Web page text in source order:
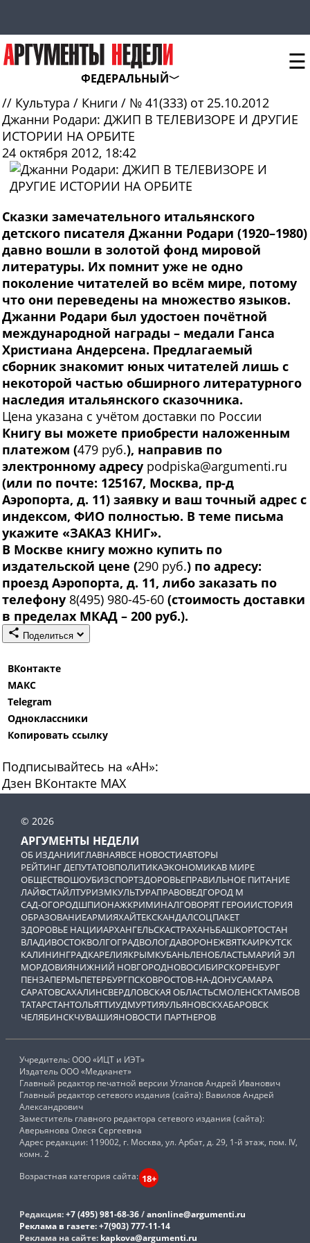
ФЕДЕРАЛЬНЫЙ
☰
// Культура / Книги / № 41(333) от 25.10.2012
Джанни Родари: ДЖИП В ТЕЛЕВИЗОРЕ И ДРУГИЕ
ИСТОРИИ НА ОРБИТЕ
24 октября 2012, 18:42
Сказки замечательного итальянского
детского писателя Джанни Родари (1920–1980)
давно вошли в золотой фонд мировой
литературы. Их помнит уже не одно
поколение читателей во всём мире, потому
что они переведены на множество языков.
Джанни Родари был удостоен почётной
международной награды – медали Ганса
Христиана Андерсена. Предлагаемый
сборник знакомит юных читателей лишь с
некоторой частью обширного литературного
наследия итальянского сказочника.
Цена указана с учётом доставки по России
Книгу вы можете приобрести наложенным
платежом (479 руб.), направив по
электронному адресу podpiska@argumenti.ru
(или по почте: 125167, Москва, пр-д
Аэропорта, д. 11) заявку и ваш точный адрес с
индексом, ФИО полностью. В теме письма
укажите «ЗАКАЗ КНИГ».
В Москве книгу можно купить по
издательской цене (290 руб.) по адресу:
проезд Аэропорта, д. 11, либо заказать по
телефону 8(495) 980-45-60 (стоимость доставки
в пределах МКАД – 200 руб.).
Поделиться
ВКонтакте
МАКС
Telegram
Одноклассники
Копировать ссылку
Подписывайтесь на «АН»:
Дзен ВКонтакте МАХ
© 2026
АРГУМЕНТЫ НЕДЕЛИ
ОБ ИЗДАНИИГЛАВНАЯВСЕ НОВОСТИАВТОРЫ
РЕЙТИНГ ДЕПУТАТОВПОЛИТИКАЭКОНОМИКАВ МИРЕ
ОБЩЕСТВОШОУБИЗСПОРТЗДОРОВЬЕПРАВИЛЬНОЕ ПИТАНИЕ
ЛАЙФСТАЙЛТУРИЗМКУЛЬТУРАПРАВОВЕДГОРОД М
САД-ОГОРОДШПИОНАЖКРИМИНАЛГОВОРЯТ ГЕРОИИСТОРИЯ
ОБРАЗОВАНИЕАРМИЯХАЙТЕКСКАНДАЛСОЦПАКЕТ
ЗДОРОВЬЕ НАЦИИАРХАНГЕЛЬСКАСТРАХАНЬБАШКОРТОСТАН
ВЛАДИВОСТОКВОЛГОГРАДВОЛОГДАВОРОНЕЖВЯТКАИРКУТСК
КАЛИНИНГРАДКАРЕЛИЯКРЫМКУБАНЬЛЕНОБЛАСТЬМАРИЙ ЭЛ
МОРДОВИЯНИЖНИЙ НОВГОРОДНОВОСИБИРСКОРЕНБУРГ
ПЕНЗАПЕРМЬПЕТЕРБУРГПСКОВРОСТОВ-НА-ДОНУСАМАРА
САРАТОВСАХАЛИНСВЕРДЛОВСКАЯ ОБЛАСТЬСМОЛЕНСКТАМБОВ
ТАТАРСТАНТОЛЬЯТТИУДМУРТИЯУЛЬЯНОВСКХАБАРОВСК
ЧЕЛЯБИНСКЧУВАШИЯНОВОСТИ ПАРТНЕРОВ
Учредитель: ООО «ИЦТ и ИЭТ»
Издатель ООО «Медианет»
Главный редактор печатной версии Угланов Андрей Иванович
Главный редактор сетевого издания (сайта): Вавилов Андрей
Александрович
Заместитель главного редактора сетевого издания (сайта):
Аверьянова Олеся Сергеевна
Адрес редакции: 119002, г. Москва, ул. Арбат, д. 29, 1-й этаж, пом. IV,
комн. 2
Возрастная категория сайта: 18+
Редакция:+7 (495) 981-68-36/anonline@argumenti.ru
Реклама в газете:+7(903) 777-11-14
Реклама на сайте: kapkova@argumenti.ru